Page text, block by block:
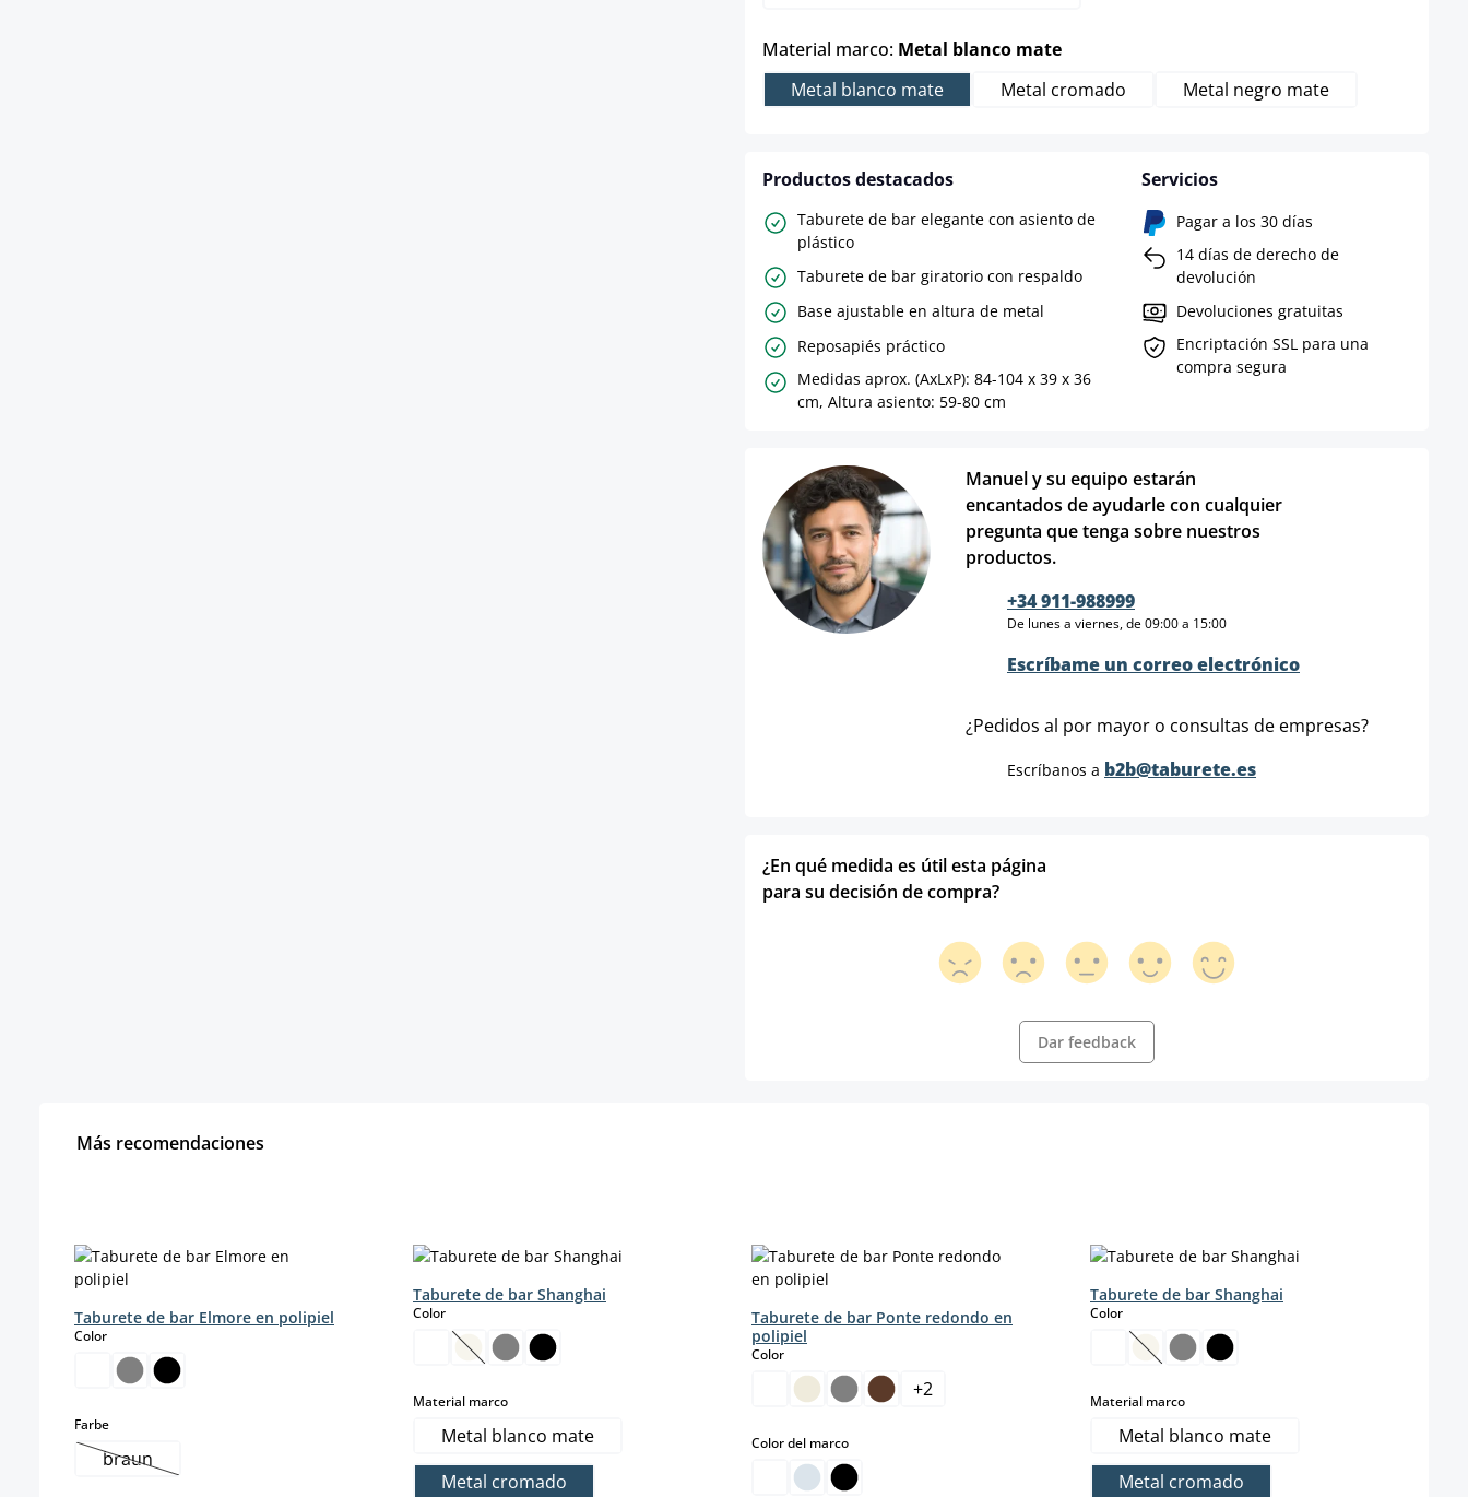
Material marco: Metal blanco mateselect
Metal blanco mate
Metal cromado Metal negro mate
Productos destacados
Taburete de bar elegante con asiento de
plástico
Taburete de bar giratorio con respaldo
Base ajustable en altura de metal
Reposapiés práctico
Medidas aprox. (AxLxP): 84-104 x 39 x 36
cm, Altura asiento: 59-80 cm
Servicios
Pagar a los 30 días
14 días de derecho de
devolución
Devoluciones gratuitas
Encriptación SSL para una
compra segura
Manuel y su equipo estarán
encantados de ayudarle con cualquier
pregunta que tenga sobre nuestros
productos.
+34 911-988999
De lunes a viernes, de 09:00 a 15:00
Escríbame un correo electrónico
¿Pedidos al por mayor o consultas de empresas?
Escríbanos a b2b@taburete.es
¿En qué medida es útil esta página
para su decisión de compra?
Dar feedback
Más recomendaciones
Taburete de bar Elmore en polipiel
Colorselect
Farbeselect
braun(Esta opción no está disponible en este momento.)
Taburete de bar Shanghai
Colorselect
(Esta opción no está disponible en este momento.)
Material marcoselect
Metal blanco mate
Metal cromado
Taburete de bar Ponte redondo en
polipiel
Colorselect
+2
Color del marcoselect
Taburete de bar Shanghai
Colorselect
(Esta opción no está disponible en este
Material marcoselect
Metal blanco mate
Metal cromado